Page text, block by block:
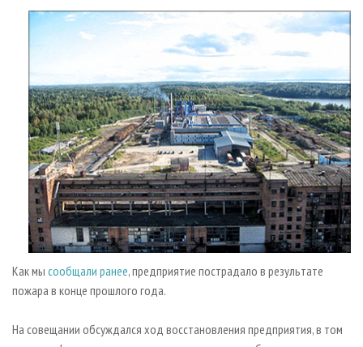
БИОЭНЕРГЕТИКА
ИНСТРУМЕНТ И МАТЕРИАЛЫ
RUSSIAN FORESTRY REVIEW
БИБЛИОТЕКА СПЕЦИАЛИСТА
Как мы сообщали ранее, предприятие пострадало в результате
пожара в конце прошлого года.
На совещании обсуждался ход восстановления предприятия, в том